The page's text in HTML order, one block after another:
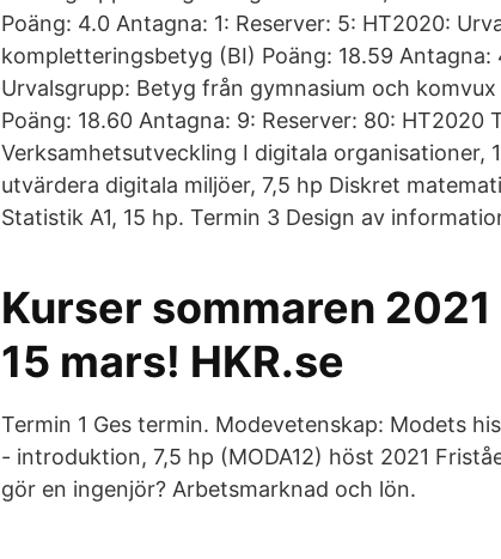
Poäng: 4.0 Antagna: 1: Reserver: 5: HT2020:
kompletteringsbetyg (BI) Poäng: 18.59 Antagna:
Urvalsgrupp: Betyg från gymnasium och
Poäng: 18.60 Antagna: 9: Reserver: 80: HT2020
Verksamhetsutveckling I digitala organisationer,
utvärdera digitala miljöer, 7,5 hp Diskret
Statistik A1, 15 hp. Termin 3 Design av
Kurser sommaren
15 mars! HKR.se
Termin 1 Ges termin. Modevetenskap: Modets
- introduktion, 7,5 hp (MODA12) höst 2021
gör en ingenjör? Arbetsmarknad och lön.